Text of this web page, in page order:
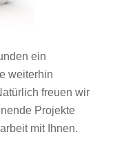
ein
weiterhin
freuen wir
Projekte
mit Ihnen.